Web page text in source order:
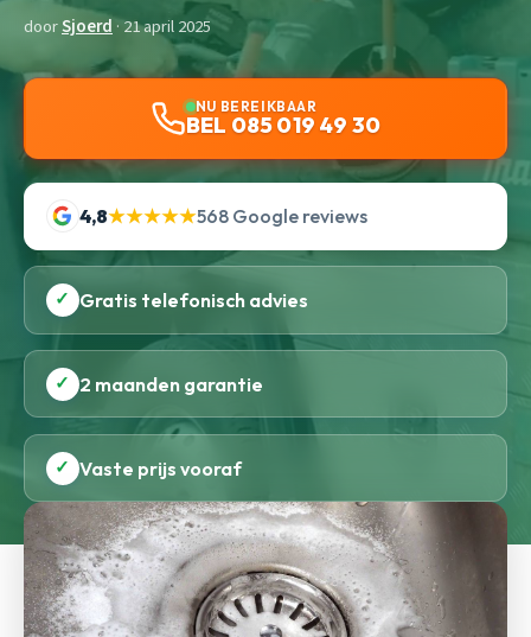
doorSjoerd· 21 april 2025
NU BEREIKBAAR
BEL 085 019 49 30
4,8★★★★★568 Google reviews
✓ Gratis telefonisch advies
✓ 2 maanden garantie
✓ Vaste prijs vooraf